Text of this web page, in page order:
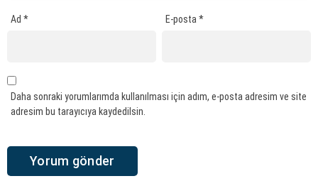
Ad * E-posta*
Daha sonraki yorumlarımda kullanılması için adım, e-posta adresim ve site
adresim bu tarayıcıya kaydedilsin.